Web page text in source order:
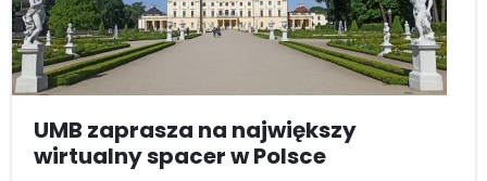
UMB zaprasza na największy
wirtualny spacer w Polsce